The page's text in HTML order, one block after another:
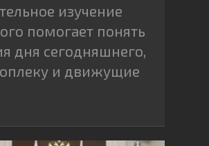
изучение
помогает понять
дня сегодняшнего,
и движущие